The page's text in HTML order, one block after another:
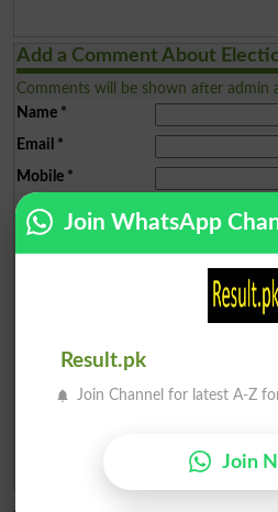
Add a Comment About
Comments will be shown after admin
Name*
Email *
Mobile*
City*
Your Comment
Question: What is
capital of Pakistan?
Spam comments will not be approved
Join WhatsApp
Result.pk
Join Channel for latest A-Z
Join